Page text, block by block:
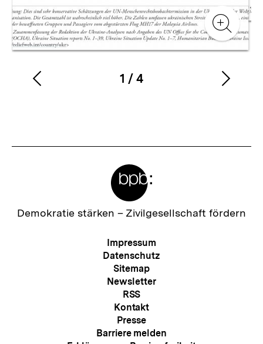
Zur
Zur
Zur
Galerieansicht
Karussellinhalt
1
von
/4
Vorherigen
Zur
Demokratie stärken – Zivilgesellschaft fördern
Meta-
Navigation
Impressum
Datenschutz
Sitemap
Newsletter
RSS
Kontakt
Presse
Barriere melden